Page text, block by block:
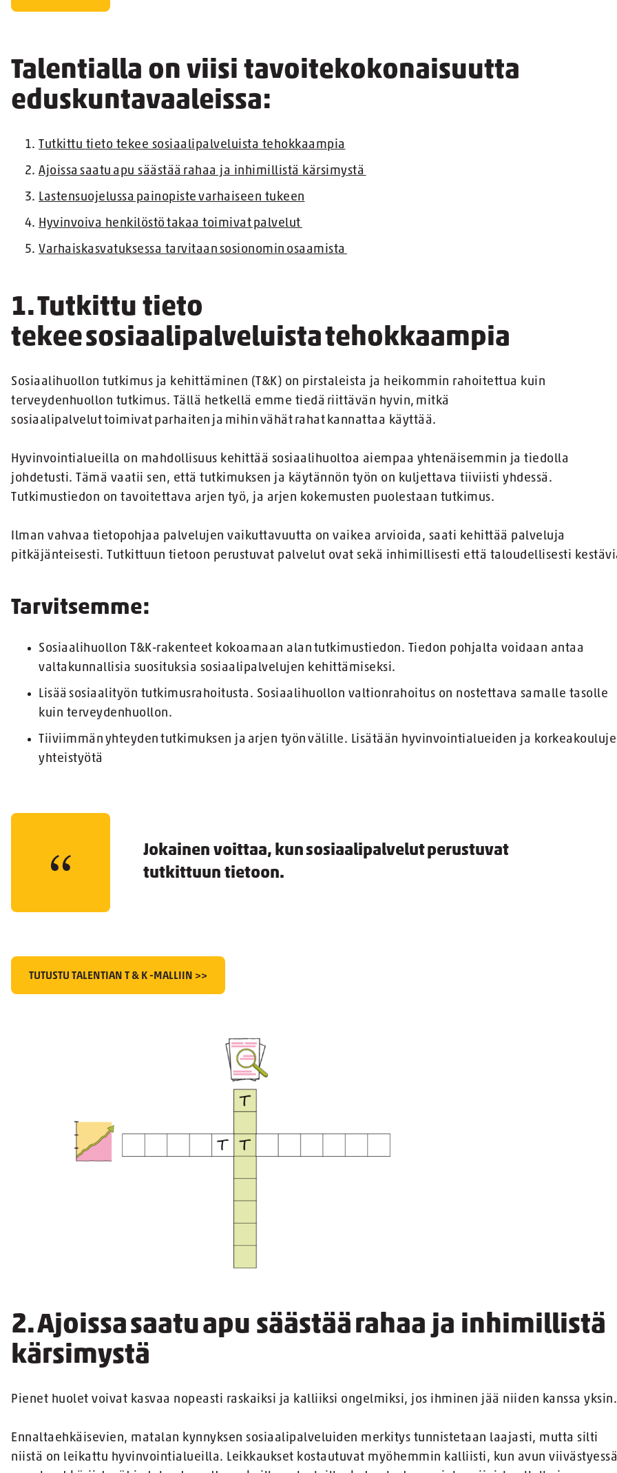
Talentialla on viisi tavoitekokonaisuutta
eduskuntavaaleissa:
Tutkittu tieto tekee sosiaalipalveluista tehokkaampia
Ajoissa saatu apu säästää rahaa ja inhimillistä kärsimystä
Lastensuojelussa painopiste varhaiseen tukeen
Hyvinvoiva henkilöstö takaa toimivat palvelut
Varhaiskasvatuksessa tarvitaan sosionomin osaamista
1. Tutkittu tieto
tekee sosiaalipalveluista tehokkaampia
Sosiaalihuollon tutkimus ja kehittäminen (T&K) on pirstaleista ja heikommin rahoitettua kuin
terveydenhuollon tutkimus. Tällä hetkellä emme tiedä riittävän hyvin, mitkä
sosiaalipalvelut toimivat parhaiten ja mihin vähät rahat kannattaa käyttää.
Hyvinvointialueilla on mahdollisuus kehittää sosiaalihuoltoa aiempaa yhtenäisemmin ja tiedolla
johdetusti. Tämä vaatii sen, että tutkimuksen ja käytännön työn on kuljettava tiiviisti yhdessä.
Tutkimustiedon on tavoitettava arjen työ, ja arjen kokemusten puolestaan tutkimus.
Ilman vahvaa tietopohjaa palvelujen vaikuttavuutta on vaikea arvioida, saati kehittää palveluja
pitkäjänteisesti. Tutkittuun tietoon perustuvat palvelut ovat sekä inhimillisesti että taloudellisesti
Tarvitsemme:
Sosiaalihuollon T&K-rakenteet kokoamaan alan tutkimustiedon. Tiedon pohjalta voidaan antaa
valtakunnallisia suosituksia sosiaalipalvelujen kehittämiseksi.
Lisää sosiaalityön tutkimusrahoitusta. Sosiaalihuollon valtionrahoitus on nostettava samalle tasolle
kuin terveydenhuollon.
Tiiviimmän yhteyden tutkimuksen ja arjen työn välille. Lisätään hyvinvointialueiden ja
yhteistyötä
Jokainen voittaa, kun sosiaalipalvelut perustuvat
tutkittuun tietoon.
TUTUSTU TALENTIAN T & K -MALLIIN >>
2. Ajoissa saatu apu säästää rahaa ja inhimillistä
kärsimystä
Pienet huolet voivat kasvaa nopeasti raskaiksi ja kalliiksi ongelmiksi, jos ihminen jää niiden kanssa yksin.
Ennaltaehkäisevien, matalan kynnyksen sosiaalipalveluiden merkitys tunnistetaan laajasti, mutta silti
niistä on leikattu hyvinvointialueilla. Leikkaukset kostautuvat myöhemmin kalliisti, kun avun viivästyessä